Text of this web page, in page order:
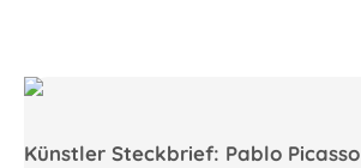
Künstler Steckbrief: Pablo Picasso